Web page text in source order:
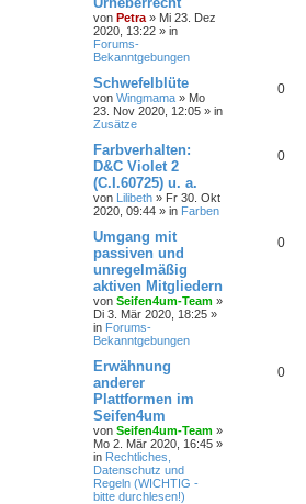
von Petra » Mi 23. Dez
2020, 13:22 » in
Forums-
Bekanntgebungen
Schwefelblüte
von Wingmama » Mo
23. Nov 2020, 12:05 » in
Zusätze
0
Farbverhalten:
D&C Violet 2
(C.I.60725) u. a.
von Lilibeth » Fr 30. Okt
2020, 09:44 » in Farben
0
Umgang mit
passiven und
unregelmäßig
aktiven Mitgliedern
von Seifen4um-Team »
Di 3. Mär 2020, 18:25 »
in Forums-
Bekanntgebungen
0
Erwähnung
anderer
Plattformen im
Seifen4um
von Seifen4um-Team »
Mo 2. Mär 2020, 16:45 »
in Rechtliches,
Datenschutz und
Regeln (WICHTIG -
bitte durchlesen!)
0